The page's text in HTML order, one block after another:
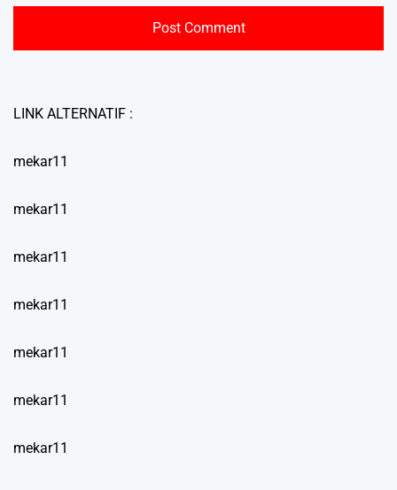
LINK ALTERNATIF :
mekar11
mekar11
mekar11
mekar11
mekar11
mekar11
mekar11